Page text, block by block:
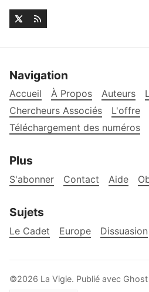
Navigation
Accueil À Propos Auteurs
Chercheurs Associés
L'offre
Téléchargement des numéros
Plus
S'abonner Contact Aide
Sujets
Le Cadet Europe Dissuasion
©2026 La Vigie. Publié avec Ghost